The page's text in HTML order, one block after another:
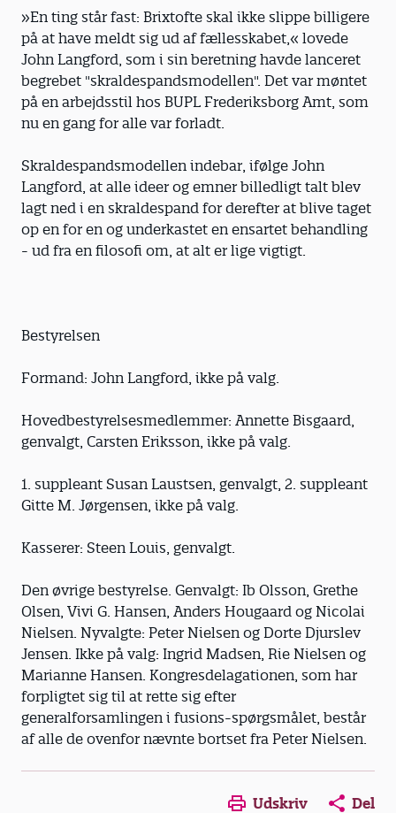
»En ting står fast: Brixtofte skal ikke slippe billigere
på at have meldt sig ud af fællesskabet,« lovede
John Langford, som i sin beretning havde lanceret
begrebet "skraldespandsmodellen". Det var møntet
på en arbejdsstil hos BUPL Frederiksborg Amt, som
nu en gang for alle var forladt.
Skraldespandsmodellen indebar, ifølge John
Langford, at alle ideer og emner billedligt talt blev
lagt ned i en skraldespand for derefter at blive taget
op en for en og underkastet en ensartet behandling
- ud fra en filosofi om, at alt er lige vigtigt.
Bestyrelsen
Formand: John Langford, ikke på valg.
Hovedbestyrelsesmedlemmer: Annette Bisgaard,
genvalgt, Carsten Eriksson, ikke på valg.
1. suppleant Susan Laustsen, genvalgt, 2. suppleant
Gitte M. Jørgensen, ikke på valg.
Kasserer: Steen Louis, genvalgt.
Den øvrige bestyrelse. Genvalgt: Ib Olsson, Grethe
Olsen, Vivi G. Hansen, Anders Hougaard og Nicolai
Nielsen. Nyvalgte: Peter Nielsen og Dorte Djurslev
Jensen. Ikke på valg: Ingrid Madsen, Rie Nielsen og
Marianne Hansen. Kongresdelagationen, som har
forpligtet sig til at rette sig efter
generalforsamlingen i fusions-spørgsmålet, består
af alle de ovenfor nævnte bortset fra Peter Nielsen.
Opens in a new window
Opens in a new
Opens in
Udskriv Del